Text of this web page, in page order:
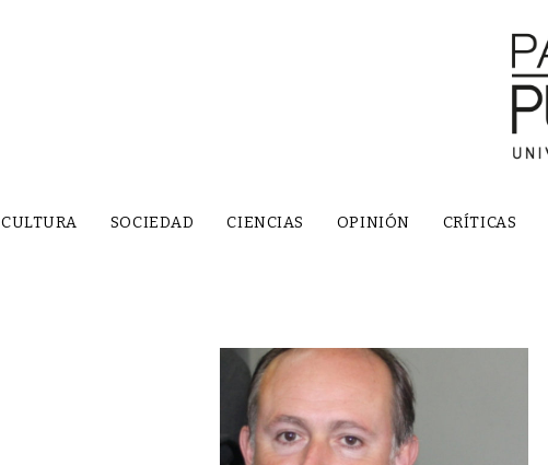
CULTURA SOCIEDAD CIENCIAS OPINIÓN CRÍTICAS